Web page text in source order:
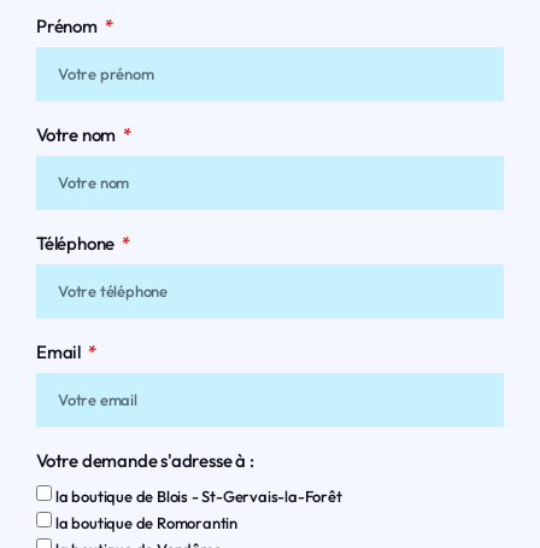
Prénom
Votre nom
Téléphone
Email
Votre demande s'adresse à :
la boutique de Blois - St-Gervais-la-Forêt
la boutique de Romorantin